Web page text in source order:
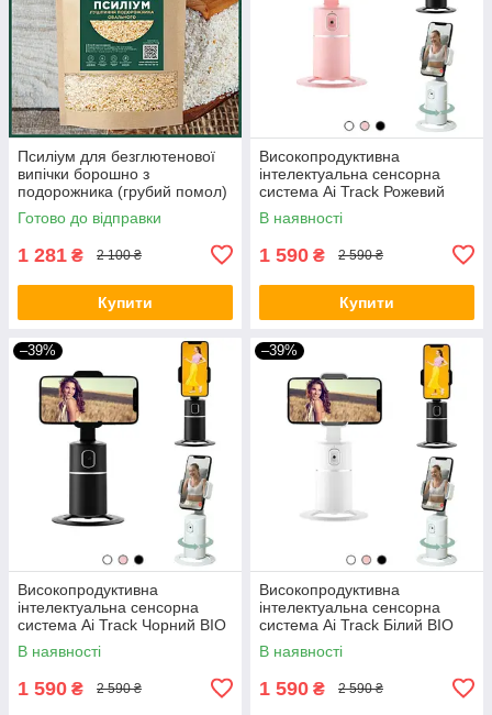
Псиліум для безглютенової
випічки борошно з
подорожника (грубий помол)
1500 грам
Готово до відправки
1 281 ₴ 2 100 ₴
Купити
Високопродуктивна
інтелектуальна сенсорна
система Ai Track Рожевий
BIO
В наявності
1 590 ₴ 2 590 ₴
Купити
–39%
Високопродуктивна
інтелектуальна сенсорна
система Ai Track Чорний BIO
В наявності
1 590 ₴ 2 590 ₴
–39%
Високопродуктивна
інтелектуальна сенсорна
система Ai Track Білий BIO
В наявності
1 590 ₴ 2 590 ₴